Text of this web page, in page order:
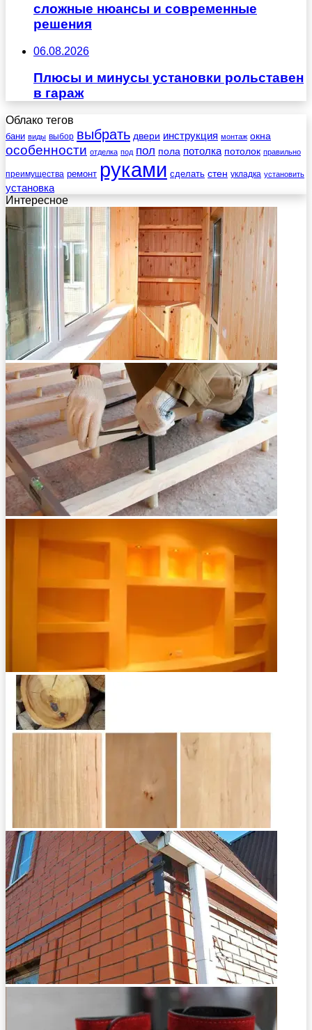
сложные нюансы и современные
решения
06.08.2026
Плюсы и минусы установки рольставен
в гараж
Облако тегов
бани виды выбор выбрать двери инструкция монтаж окна
особенности отделка под пол пола потолка потолок правильно
преимущества ремонт руками сделать стен укладка установить
установка
Интересное